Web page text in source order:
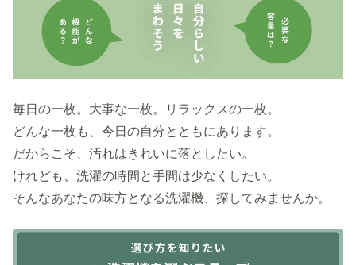
毎日の一枚。大事な一枚。リラックスの一枚。
どんな一枚も、今日の自分とともにあります。
だからこそ、汚れはきれいに落としたい。
けれども、洗濯の時間と手間は少なくしたい。
そんなあなたの味方となる洗濯機、探してみませんか。